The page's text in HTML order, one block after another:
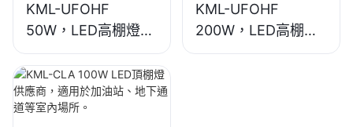
KML-UFOHF
50W，LED高棚燈供
應商，適用於工業廠
房、倉庫和其他室內
照明應用。
KML-UFOHF
200W，LED高棚燈
供應商，適用於展覽